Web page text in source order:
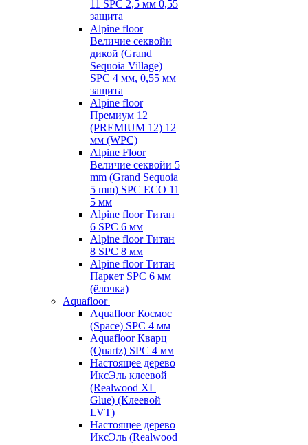
11 SPC 2,5 мм 0,55
защита
Alpine floor
Величие секвойи
дикой (Grand
Sequoia Village)
SPC 4 мм, 0,55 мм
защита
Alpine floor
Премиум 12
(PREMIUM 12) 12
мм (WPC)
Alpine Floor
Величие секвойи 5
mm (Grand Sequoia
5 mm) SPC ECO 11
5 мм
Alpine floor Титан
6 SPC 6 мм
Alpine floor Титан
8 SPC 8 мм
Alpine floor Титан
Паркет SPC 6 мм
(ёлочка)
Aquafloor
Aquafloor Космос
(Space) SPC 4 мм
Aquafloor Кварц
(Quartz) SPC 4 мм
Настоящее дерево
ИксЭль клеевой
(Realwood XL
Glue) (Клеевой
LVT)
Настоящее дерево
ИксЭль (Realwood